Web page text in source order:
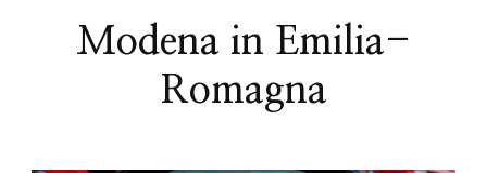
Modena in Emilia-
Romagna